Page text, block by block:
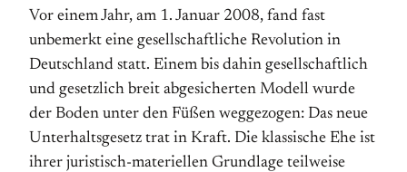
Vor einem Jahr, am 1. Januar 2008, fand fast
unbemerkt eine gesellschaftliche Revolution in
Deutschland statt. Einem bis dahin gesellschaftlich
und gesetzlich breit abgesicherten Modell wurde
der Boden unter den Füßen weggezogen: Das neue
Unterhaltsgesetz trat in Kraft. Die klassische Ehe ist
ihrer juristisch-materiellen Grundlage teilweise